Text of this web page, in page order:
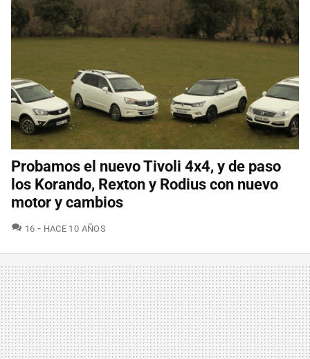
Probamos el nuevo Tivoli 4x4, y de paso
los Korando, Rexton y Rodius con nuevo
motor y cambios
16 COMENTARIOS
HACE 10 AÑOS